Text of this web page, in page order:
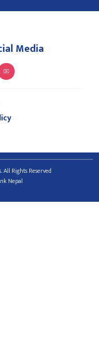
Media
Rights Reserved
Nepal